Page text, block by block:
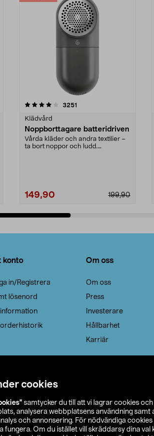
cookies
samtycker du till att vi lagrar cookies
analysera webbplatsens användning
och annonsering. För nödvändiga
fungera. Om du istället vill skräddarsy dina val
3251
Klädvård
Noppborttagare batteridriven
Vårda kläder och andra textilier –
ta bort noppor och ludd.
199,90
149,90
4.5av 5 stjärnor
konto
in/Registrera
lösenord
information
orderhistorik
Om oss
Om oss
Press
Investerare
Hållbarhet
Karriär